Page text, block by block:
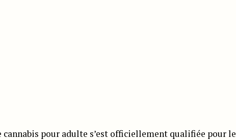
pour adulte s’est officiellement qualifiée pour le